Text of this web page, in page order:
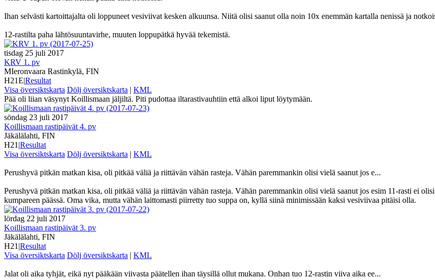
Ihan selvästi kartoittajalta oli loppuneet vesiviivat kesken alkuunsa. Niitä olisi saanut olla noin 10x enemmän kartalla nenissä ja
12-rastilta paha lähtösuuntavirhe, muuten loppupätkä hyvää tekemistä.
tisdag 25 juli 2017
KRV 1. pv
MIeronvaara Rastinkylä, FIN
H21E|Resultat
Visa översiktskarta Dölj översiktskarta | KML
Pää oli liian väsynyt Koillismaan jäljiltä. Piti pudottaa iltarastivauhtiin että alkoi liput löytymään.
söndag 23 juli 2017
Koillismaan rastipäivät 4. pv
Jäkälälahti, FIN
H21 |Resultat
Visa översiktskarta Dölj översiktskarta | KML
Perushyvä pitkän matkan kisa, oli pitkää väliä ja riittävän vähän rasteja. Vähän paremmankin olisi vielä saanut jos e...
Perushyvä pitkän matkan kisa, oli pitkää väliä ja riittävän vähän rasteja. Vähän paremmankin olisi vielä saanut jos esim 11-rasti ei
kumpareen päässä. Oma vika, mutta vähän laittomasti piirretty tuo suppa on, kyllä siinä minimissään kaksi vesiviivaa pitäisi olla.
lördag 22 juli 2017
Koillismaan rastipäivät 3. pv
Jäkälälahti, FIN
H21 |Resultat
Visa översiktskarta Dölj översiktskarta | KML
Jalat oli aika tyhjät, eikä nyt pääkään viivasta päätellen ihan täysillä ollut mukana. Onhan tuo 12-rastin viiva aika ee...